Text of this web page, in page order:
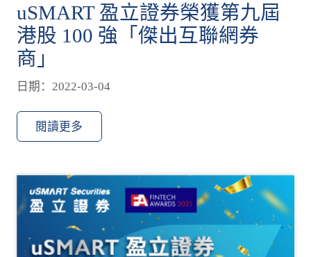
uSMART 盈立證券榮獲第九屆
港股 100 強「傑出互聯網券
商」
日期：2022-03-04
閱讀更多